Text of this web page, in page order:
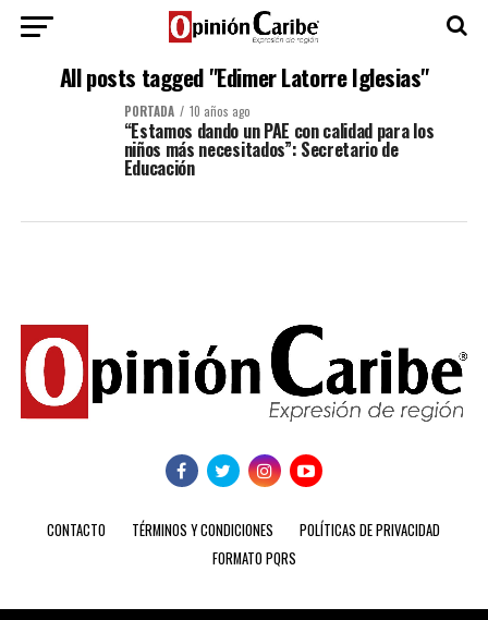
All posts tagged "Edimer Latorre Iglesias"
PORTADA 10 años ago
“Estamos dando un PAE con calidad para los
niños más necesitados”: Secretario de
Educación
CONTACTO TÉRMINOS Y CONDICIONES
POLÍTICAS DE PRIVACIDAD
FORMATO PQRS